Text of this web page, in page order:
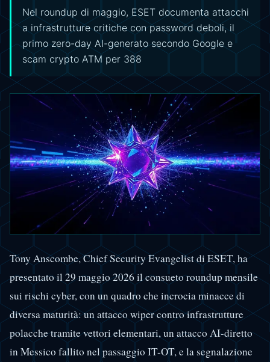
Nel roundup di maggio, ESET documenta attacchi
a infrastrutture critiche con password deboli, il
primo zero-day AI-generato secondo Google e
scam crypto ATM per 388
Tony Anscombe, Chief Security Evangelist di ESET, ha
presentato il 29 maggio 2026 il consueto roundup mensile
sui rischi cyber, con un quadro che incrocia minacce di
diversa maturità: un attacco wiper contro infrastrutture
polacche tramite vettori elementari, un attacco AI-diretto
in Messico fallito nel passaggio IT-OT, e la segnalazione